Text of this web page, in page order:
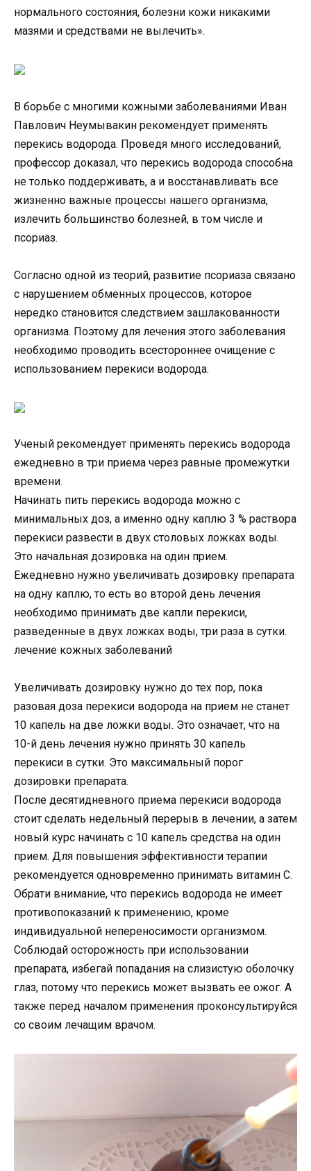
нормального состояния, болезни кожи никакими
мазями и средствами не вылечить».
В борьбе с многими кожными заболеваниями Иван
Павлович Неумывакин рекомендует применять
перекись водорода. Проведя много исследований,
профессор доказал, что перекись водорода способна
не только поддерживать, а и восстанавливать все
жизненно важные процессы нашего организма,
излечить большинство болезней, в том числе и
псориаз.
Согласно одной из теорий, развитие псориаза связано
с нарушением обменных процессов, которое
нередко становится следствием зашлакованности
организма. Поэтому для лечения этого заболевания
необходимо проводить всестороннее очищение с
использованием перекиси водорода.
Ученый рекомендует применять перекись водорода
ежедневно в три приема через равные промежутки
времени.
Начинать пить перекись водорода можно с
минимальных доз, а именно одну каплю 3 % раствора
перекиси развести в двух столовых ложках воды.
Это начальная дозировка на один прием.
Ежедневно нужно увеличивать дозировку препарата
на одну каплю, то есть во второй день лечения
необходимо принимать две капли перекиси,
разведенные в двух ложках воды, три раза в сутки.
лечение кожных заболеваний
Увеличивать дозировку нужно до тех пор, пока
разовая доза перекиси водорода на прием не станет
10 капель на две ложки воды. Это означает, что на
10-й день лечения нужно принять 30 капель
перекиси в сутки. Это максимальный порог
дозировки препарата.
После десятидневного приема перекиси водорода
стоит сделать недельный перерыв в лечении, а затем
новый курс начинать с 10 капель средства на один
прием. Для повышения эффективности терапии
рекомендуется одновременно принимать витамин С.
Обрати внимание, что перекись водорода не имеет
противопоказаний к применению, кроме
индивидуальной непереносимости организмом.
Соблюдай осторожность при использовании
препарата, избегай попадания на слизистую оболочку
глаз, потому что перекись может вызвать ее ожог. А
также перед началом применения проконсультируйся
со своим лечащим врачом.